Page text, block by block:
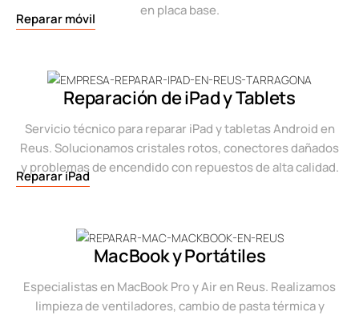
en placa base.
Reparar móvil
Reparación de iPad y Tablets
Servicio técnico para reparar iPad y tabletas Android en
Reus. Solucionamos cristales rotos, conectores dañados
y problemas de encendido con repuestos de alta calidad.
Reparar iPad
MacBook y Portátiles
Especialistas en MacBook Pro y Air en Reus. Realizamos
limpieza de ventiladores, cambio de pasta térmica y